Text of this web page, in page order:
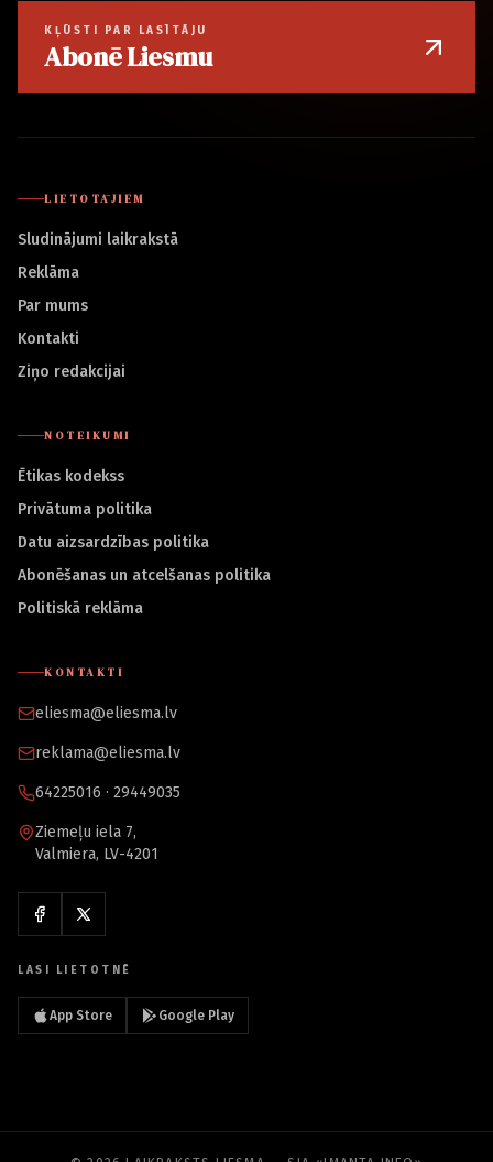
KĻŪSTI PAR LASĪTĀJU
Abonē Liesmu
LIETOTĀJIEM
Sludinājumi laikrakstā
Reklāma
Par mums
Kontakti
Ziņo redakcijai
NOTEIKUMI
Ētikas kodekss
Privātuma politika
Datu aizsardzības politika
Abonēšanas un atcelšanas politika
Politiskā reklāma
KONTAKTI
eliesma@eliesma.lv
reklama@eliesma.lv
64225016 · 29449035
Ziemeļu iela 7,
Valmiera, LV-4201
LASI LIETOTNĒ
App Store Google Play